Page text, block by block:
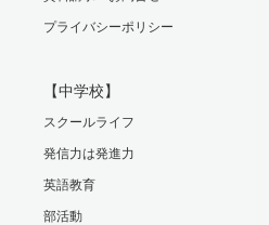
プライバシーポリシー
【中学校】
スクールライフ
発信力は発進力
英語教育
部活動